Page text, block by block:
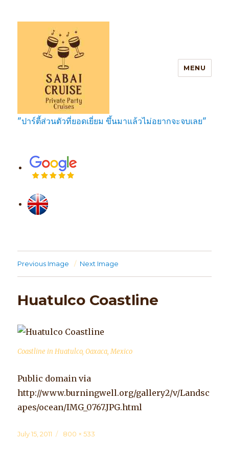
SabaiCruise Private Party Cruises
MENU
"ปาร์ตี้ส่วนตัวที่ยอดเยี่ยม ขึ้นมาแล้วไม่อยากจะจบเลย"
Previous Image Next Image
Huatulco Coastline
Coastline in Huatulco, Oaxaca, Mexico
Public domain via
http://www.burningwell.org/gallery2/v/Landsc
apes/ocean/IMG_0767.JPG.html
Posted
July 15, 2011
Full
800 × 533